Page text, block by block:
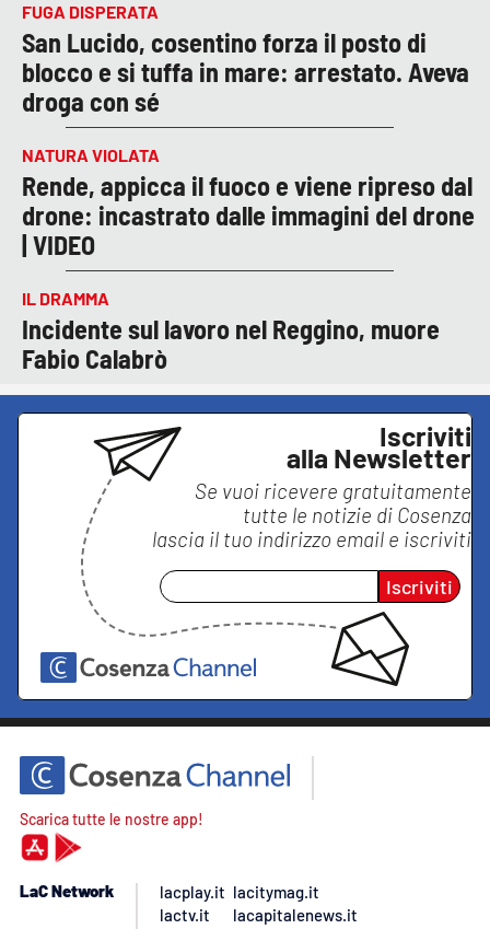
FUGA DISPERATA
San Lucido, cosentino forza il posto di
blocco e si tuffa in mare: arrestato. Aveva
droga con sé
NATURA VIOLATA
Rende, appicca il fuoco e viene ripreso dal
drone: incastrato dalle immagini del drone
| VIDEO
IL DRAMMA
Incidente sul lavoro nel Reggino, muore
Fabio Calabrò
Iscriviti
alla Newsletter
Se vuoi ricevere gratuitamente
tutte le notizie di Cosenza
lascia il tuo indirizzo email e iscriviti
Iscriviti
Scarica tutte le nostre app!
LaC Network
lacplay.it
lactv.it
lacitymag.it
lacapitalenews.it